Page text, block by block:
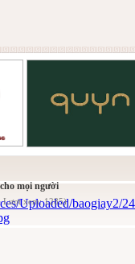
mọi người
xem: 1285)